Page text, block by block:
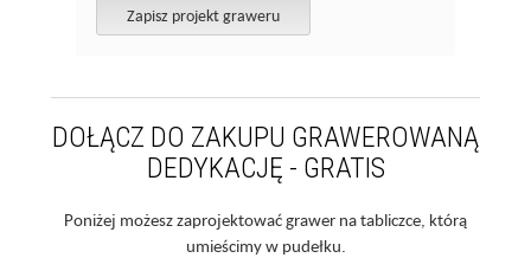
Zapisz projekt graweru
DOŁĄCZ DO ZAKUPU GRAWEROWANĄ
DEDYKACJĘ - GRATIS
Poniżej możesz zaprojektować grawer na tabliczce, którą
umieścimy w pudełku.